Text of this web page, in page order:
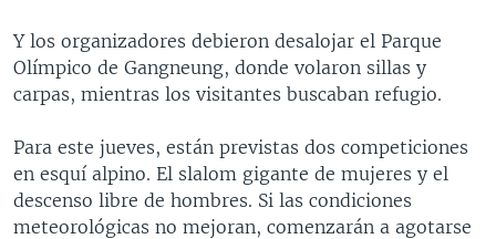
Y los organizadores debieron desalojar el Parque
Olímpico de Gangneung, donde volaron sillas y
carpas, mientras los visitantes buscaban refugio.
Para este jueves, están previstas dos competiciones
en esquí alpino. El slalom gigante de mujeres y el
descenso libre de hombres. Si las condiciones
meteorológicas no mejoran, comenzarán a agotarse